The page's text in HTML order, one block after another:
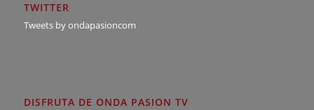
TWITTER
Tweets by ondapasioncom
DISFRUTA DE ONDA PASION TV